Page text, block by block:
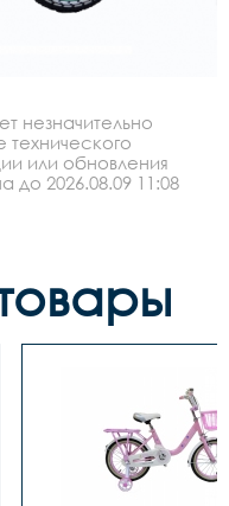
незначительно
технического
или обновления
до 2026.08.09 11:08